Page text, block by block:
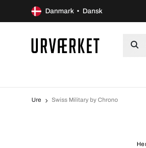
Danmark • Dansk
Ure Swiss Military by Chrono